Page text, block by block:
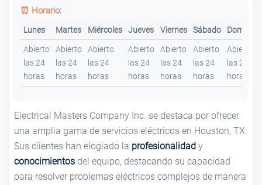
⏰ Horario:
Lunes Martes Miércoles Jueves Viernes Sábado Domingo
Abierto
las 24
horas
Abierto
las 24
horas
Abierto
las 24
horas
Abierto
las 24
horas
Abierto
las 24
horas
Abierto
las 24
horas
Abierto
las 24
horas
Electrical Masters Company Inc. se destaca por ofrecer
una amplia gama de servicios eléctricos en Houston, TX.
Sus clientes han elogiado la profesionalidad y
conocimientos del equipo, destacando su capacidad
para resolver problemas eléctricos complejos de manera